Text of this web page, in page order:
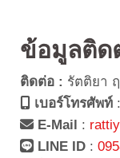
ข้อมูลติด
ติดต่อ : รัตติยา
เบอร์โทรศัพท์ :
E-Mail :
LINE ID :